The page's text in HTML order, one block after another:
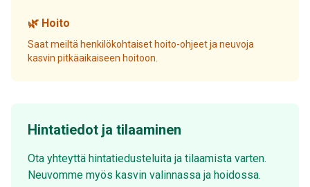
🌿 Hoito
Saat meiltä henkilökohtaiset hoito-ohjeet ja neuvoja
kasvin pitkäaikaiseen hoitoon.
Hintatiedot ja tilaaminen
Ota yhteyttä hintatiedusteluita ja tilaamista varten.
Neuvomme myös kasvin valinnassa ja hoidossa.